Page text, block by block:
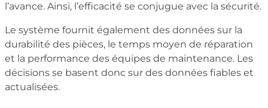
l’avance. Ainsi, l’efficacité se conjugue avec la sécurité.
Le système fournit également des données sur la
durabilité des pièces, le temps moyen de réparation
et la performance des équipes de maintenance. Les
décisions se basent donc sur des données fiables et
actualisées.